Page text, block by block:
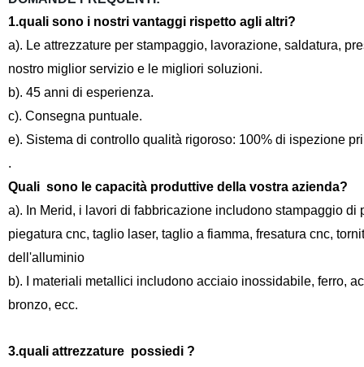
1.quali sono i nostri vantaggi rispetto agli altri?
a). Le attrezzature per stampaggio, lavorazione, saldatura,
nostro miglior servizio e le migliori soluzioni.
b). 45 anni di esperienza.
c). Consegna puntuale.
e). Sistema di controllo qualità rigoroso: 100% di ispezione
.
Quali sono le capacità produttive della vostra azienda?
a). In Merid, i lavori di fabbricazione includono stampaggio
piegatura cnc, taglio laser, taglio a fiamma, fresatura cnc,
dell'alluminio
b). I materiali metallici includono acciaio inossidabile, ferro,
bronzo, ecc.
3.quali attrezzature possiedi?